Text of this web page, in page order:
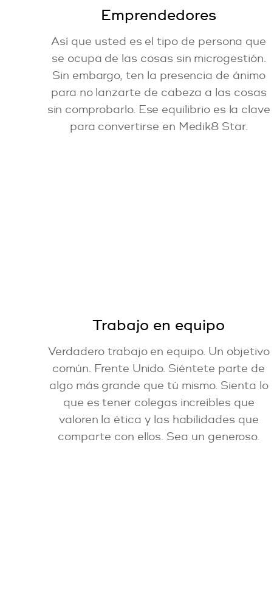
Emprendedores
Así que usted es el tipo de persona que
se ocupa de las cosas sin microgestión.
Sin embargo, ten la presencia de ánimo
para no lanzarte de cabeza a las cosas
sin comprobarlo. Ese equilibrio es la clave
para convertirse en Medik8 Star.
Trabajo en equipo
Verdadero trabajo en equipo. Un objetivo
común. Frente Unido. Siéntete parte de
algo más grande que tú mismo. Sienta lo
que es tener colegas increíbles que
valoren la ética y las habilidades que
comparte con ellos. Sea un generoso.